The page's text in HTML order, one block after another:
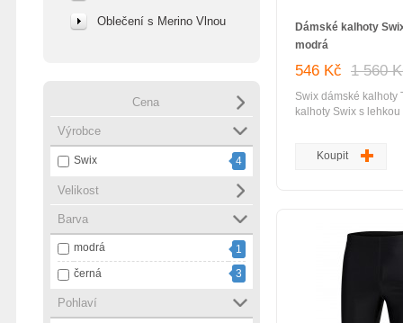
Oblečení s Merino Vlnou
Cena
Výrobce
Swix 4
Velikost
Barva
modrá
1
černá
3
Pohlaví
Dámské kalhoty
modrá
546 Kč 1 560
Swix dámské kalhoty
kalhoty Swix s
+ šňůrka na stažení
na nohavicích
lyžování, lehčí
běžné nošení ...
Koupit